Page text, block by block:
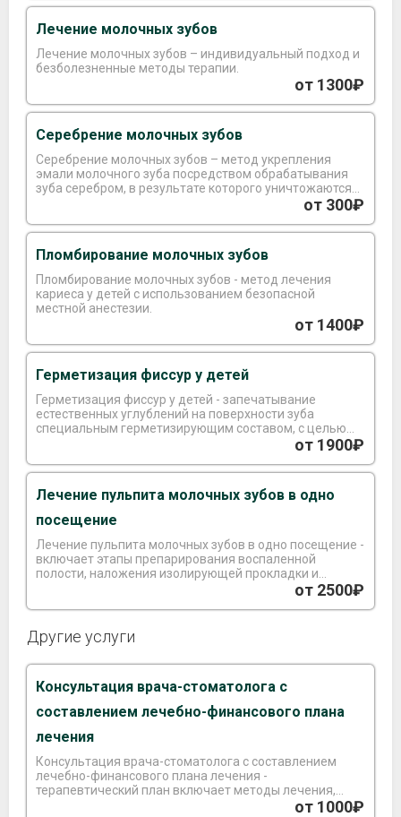
Лечение молочных зубов
Лечение молочных зубов – индивидуальный подход и
безболезненные методы терапии.
от 1300₽
Серебрение молочных зубов
Серебрение молочных зубов – метод укрепления
эмали молочного зуба посредством обрабатывания
зуба серебром, в результате которого уничтожаются
от 300₽
Пломбирование молочных зубов
Пломбирование молочных зубов - метод лечения
кариеса у детей с использованием безопасной
местной анестезии.
от 1400₽
Герметизация фиссур у детей
Герметизация фиссур у детей - запечатывание
естественных углублений на поверхности зуба
специальным герметизирующим составом, с целью
предотвращения скопления остатков пищи иот 1900₽
Лечение пульпита молочных зубов в одно
посещение
Лечение пульпита молочных зубов в одно посещение -
включает этапы препарирования воспаленной
полости, наложения изолирующей прокладки и
от 2500₽
Другие услуги
Консультация врача-стоматолога с
составлением лечебно-финансового плана
лечения
Консультация врача-стоматолога с составлением
лечебно-финансового плана лечения -
терапевтический план включает методы лечения,
способы протезирования, их сроки и многие другие
от 1000₽